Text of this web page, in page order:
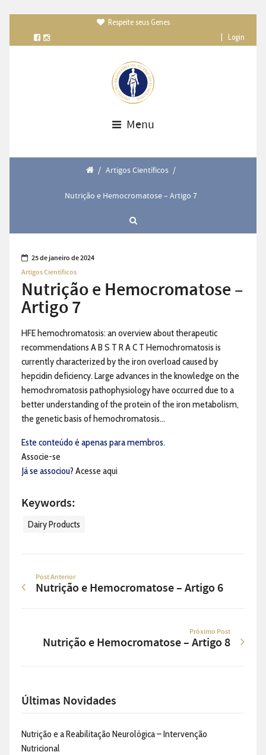
Respeite seus Genes
Login
Menu
/ Artigos Científicos /
Nutrição e Hemocromatose – Artigo 7
25 de janeiro de 2024
Artigos Científicos
Nutrição e Hemocromatose –
Artigo 7
HFE hemochromatosis: an overview about therapeutic
recommendations A B S T R A C T Hemochromatosis is
currently characterized by the iron overload caused by
hepcidin deficiency. Large advances in the knowledge on the
hemochromatosis pathophysiology have occurred due to a
better understanding of the protein of the iron metabolism,
the genetic basis of hemochromatosis...
Este conteúdo é apenas para membros.
Associe-se
Já se associou? Acesse aqui
Keywords:
Dairy Products
Post Anterior
Nutrição e Hemocromatose – Artigo 6
Próximo Post
Nutrição e Hemocromatose – Artigo 8
Últimas Novidades
Nutrição e a Reabilitação Neurológica – Intervenção
Nutricional